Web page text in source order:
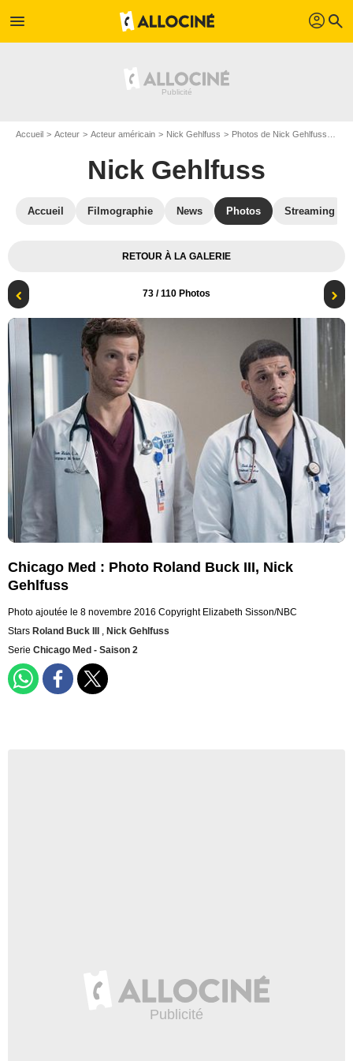
menu profil search
Accueil Acteur Acteur américain Nick Gehlfuss Photos de Nick Gehlfuss
Nick Gehlfuss
Accueil Filmographie News Photos Streaming
RETOUR À LA GALERIE
73 / 110 Photos
Chicago Med : Photo Roland Buck III, Nick
Gehlfuss
Photo ajoutée le 8 novembre 2016 Copyright Elizabeth Sisson/NBC
Stars Roland Buck III , Nick Gehlfuss
Serie Chicago Med - Saison 2